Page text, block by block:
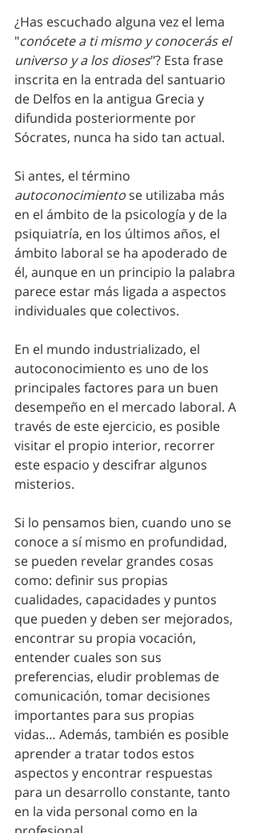
¿Has escuchado alguna vez el lema
"conócete a ti mismo y conocerás el
universo y a los dioses"? Esta frase
inscrita en la entrada del santuario
de Delfos en la antigua Grecia y
difundida posteriormente por
Sócrates, nunca ha sido tan actual.
Si antes, el término
autoconocimiento se utilizaba más
en el ámbito de la psicología y de la
psiquiatría, en los últimos años, el
ámbito laboral se ha apoderado de
él, aunque en un principio la palabra
parece estar más ligada a aspectos
individuales que colectivos.
En el mundo industrializado, el
autoconocimiento es uno de los
principales factores para un buen
desempeño en el mercado laboral. A
través de este ejercicio, es posible
visitar el propio interior, recorrer
este espacio y descifrar algunos
misterios.
Si lo pensamos bien, cuando uno se
conoce a sí mismo en profundidad,
se pueden revelar grandes cosas
como: definir sus propias
cualidades, capacidades y puntos
que pueden y deben ser mejorados,
encontrar su propia vocación,
entender cuales son sus
preferencias, eludir problemas de
comunicación, tomar decisiones
importantes para sus propias
vidas… Además, también es posible
aprender a tratar todos estos
aspectos y encontrar respuestas
para un desarrollo constante, tanto
en la vida personal como en la